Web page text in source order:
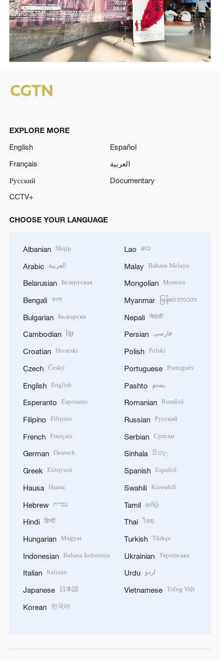
EXPLORE MORE
English
Español
Français
العربية
Русский
Documentary
CCTV+
CHOOSE YOUR LANGUAGE
Albanian Shqip
Arabic العربية
Belarusian Беларуская
Bengali বাংলা
Bulgarian Български
Cambodian ខ្មែរ
Croatian Hrvatski
Czech Český
English English
Esperanto Esperanto
Filipino Filipino
French Français
German Deutsch
Greek Ελληνικά
Hausa Hausa
Hebrew עברית
Hindi हिन्दी
Hungarian Magyar
Indonesian Bahasa Indonesia
Italian Italiano
Japanese 日本語
Korean 한국어
Lao ລາວ
Malay Bahasa Melayu
Mongolian Монгол
Myanmar မြန်မာဘာသာ
Nepali नेपाली
Persian فارسی
Polish Polski
Portuguese Português
Pashto پښتو
Romanian Română
Russian Русский
Serbian Српски
Sinhala සිංහල
Spanish Español
Swahili Kiswahili
Tamil தமிழ்
Thai ไทย
Turkish Türkçe
Ukrainian Українська
Urdu اردو
Vietnamese Tiếng Việt